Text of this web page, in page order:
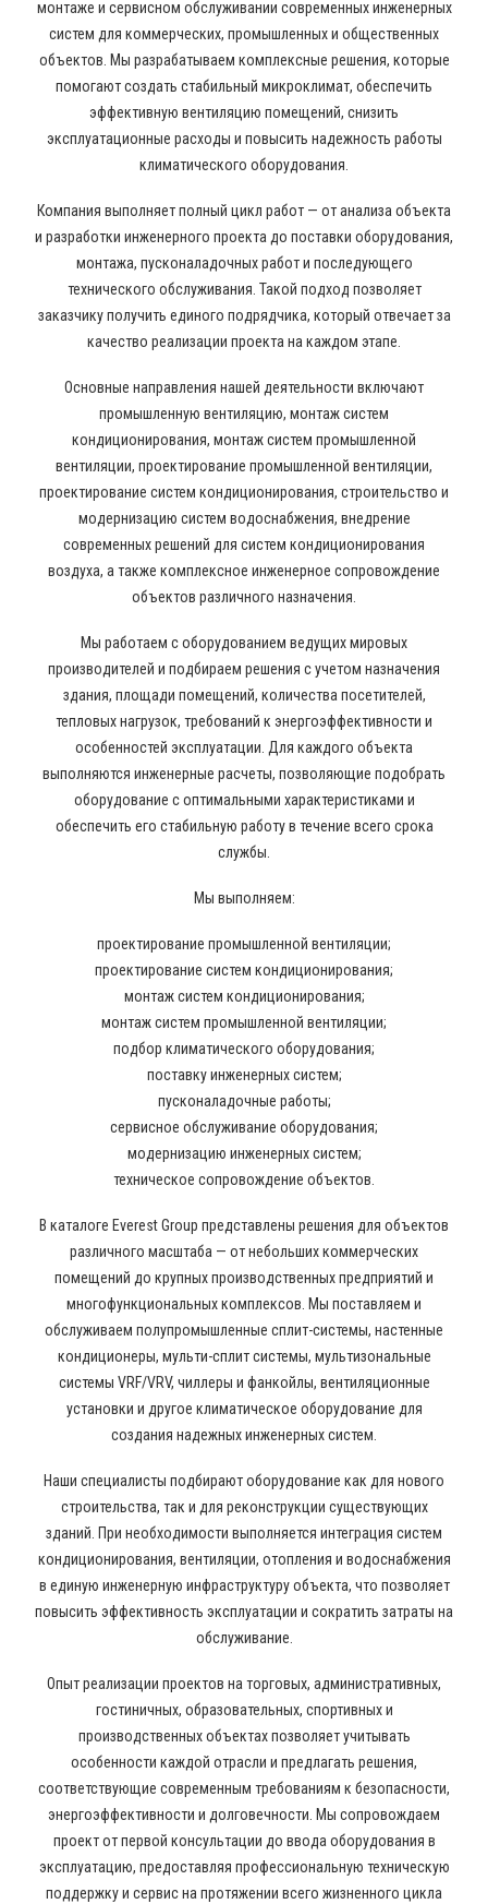
монтаже и сервисном обслуживании современных инженерных
систем для коммерческих, промышленных и общественных
объектов. Мы разрабатываем комплексные решения, которые
помогают создать стабильный микроклимат, обеспечить
эффективную вентиляцию помещений, снизить
эксплуатационные расходы и повысить надежность работы
климатического оборудования.
Компания выполняет полный цикл работ — от анализа объекта
и разработки инженерного проекта до поставки оборудования,
монтажа, пусконаладочных работ и последующего
технического обслуживания. Такой подход позволяет
заказчику получить единого подрядчика, который отвечает за
качество реализации проекта на каждом этапе.
Основные направления нашей деятельности включают
промышленную вентиляцию, монтаж систем
кондиционирования, монтаж систем промышленной
вентиляции, проектирование промышленной вентиляции,
проектирование систем кондиционирования, строительство и
модернизацию систем водоснабжения, внедрение
современных решений для систем кондиционирования
воздуха, а также комплексное инженерное сопровождение
объектов различного назначения.
Мы работаем с оборудованием ведущих мировых
производителей и подбираем решения с учетом назначения
здания, площади помещений, количества посетителей,
тепловых нагрузок, требований к энергоэффективности и
особенностей эксплуатации. Для каждого объекта
выполняются инженерные расчеты, позволяющие подобрать
оборудование с оптимальными характеристиками и
обеспечить его стабильную работу в течение всего срока
службы.
Мы выполняем:
проектирование промышленной вентиляции;
проектирование систем кондиционирования;
монтаж систем кондиционирования;
монтаж систем промышленной вентиляции;
подбор климатического оборудования;
поставку инженерных систем;
пусконаладочные работы;
сервисное обслуживание оборудования;
модернизацию инженерных систем;
техническое сопровождение объектов.
В каталоге Everest Group представлены решения для объектов
различного масштаба — от небольших коммерческих
помещений до крупных производственных предприятий и
многофункциональных комплексов. Мы поставляем и
обслуживаем полупромышленные сплит-системы, настенные
кондиционеры, мульти-сплит системы, мультизональные
системы VRF/VRV, чиллеры и фанкойлы, вентиляционные
установки и другое климатическое оборудование для
создания надежных инженерных систем.
Наши специалисты подбирают оборудование как для нового
строительства, так и для реконструкции существующих
зданий. При необходимости выполняется интеграция систем
кондиционирования, вентиляции, отопления и водоснабжения
в единую инженерную инфраструктуру объекта, что позволяет
повысить эффективность эксплуатации и сократить затраты на
обслуживание.
Опыт реализации проектов на торговых, административных,
гостиничных, образовательных, спортивных и
производственных объектах позволяет учитывать
особенности каждой отрасли и предлагать решения,
соответствующие современным требованиям к безопасности,
энергоэффективности и долговечности. Мы сопровождаем
проект от первой консультации до ввода оборудования в
эксплуатацию, предоставляя профессиональную техническую
поддержку и сервис на протяжении всего жизненного цикла